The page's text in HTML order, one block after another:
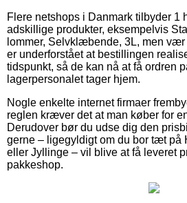
Flere netshops i Danmark tilbyder 1
adskillige produkter, eksempelvis
lommer, Selvklæbende, 3L, men
er underforstået at bestillingen
tidspunkt, så de kan nå at få ordren
lagerpersonalet tager hjem.
Nogle enkelte internet firmaer
reglen kræver det at man køber for
Derudover bør du udse dig den
gerne – ligegyldigt om du bor tæt på
eller Jyllinge – vil blive at få leveret
pakkeshop.